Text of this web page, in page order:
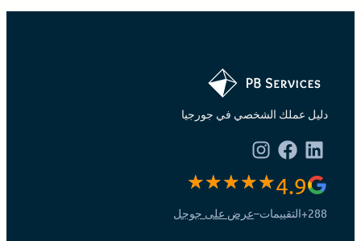
دليل عملك الشخصي في جورجيا
4.9
288+ التقييمات–عرض على جوجل